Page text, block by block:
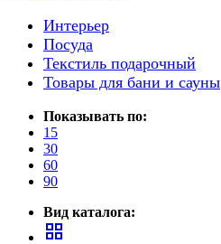
Интерьер
Посуда
Текстиль подарочный
Товары для бани и сауны
Показывать по:
15
30
60
90
Вид каталога:
grid_view